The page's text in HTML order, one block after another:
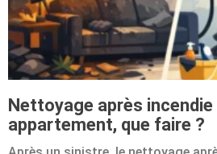
Nettoyage après incendie
appartement, que faire ?